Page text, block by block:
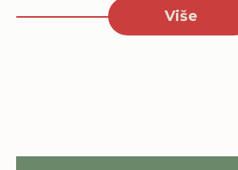
Više